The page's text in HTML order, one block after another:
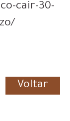
cair-30-
Voltar